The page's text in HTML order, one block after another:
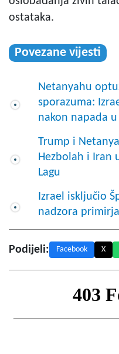
ostataka.
Povezane vijesti
Netanyahu
sporazuma:
nakon napada u
Trump i
Hezbolah i Iran
Lagu
Izrael isključio
nadzora
Podijeli: Facebook X